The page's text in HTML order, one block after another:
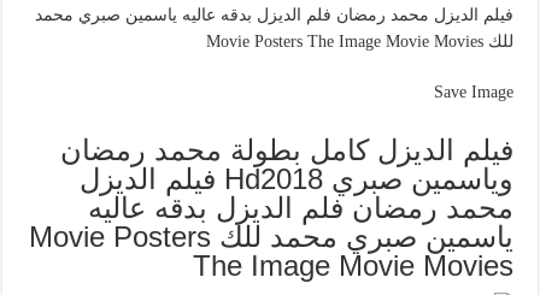
Save Image
فيلم الديزل كامل بطولة محمد رمضان
وياسمين صبري Hd2018 فيلم الديزل
محمد رمضان فلم الديزل بدقه عاليه
ياسمين صبري محمد للك Movie Posters
The Image Movie Movies